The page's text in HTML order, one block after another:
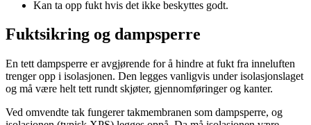
Kan ta opp fukt hvis det ikke beskyttes godt.
Fuktsikring og dampsperre
En tett dampsperre er avgjørende for å hindre at fukt fra inneluften
trenger opp i isolasjonen. Den legges vanligvis under isolasjonslaget
og må være helt tett rundt skjøter, gjennomføringer og kanter.
Ved omvendte tak fungerer takmembranen som dampsperre, og